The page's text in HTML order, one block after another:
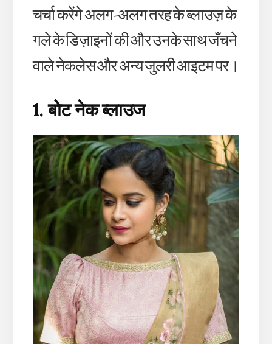
चर्चा करेंगे अलग-अलग तरह के ब्लाउज़ के
गले के डिज़ाइनों की और उनके साथ जँचने
वाले नेकलेस और अन्य जुलरी आइटम पर।
1. बोट नेक ब्लाउज